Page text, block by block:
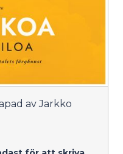
av Jarkko